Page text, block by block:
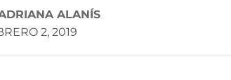
ALANÍS
2, 2019